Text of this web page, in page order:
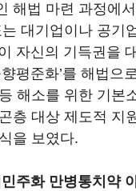
해법 마련 과정에
대기업이나 공기
자신의 기득권을
평준화’를 해법으
해소를 위한 기본
층 대상 제도적 지
을 보였다.
주화 만병통치약